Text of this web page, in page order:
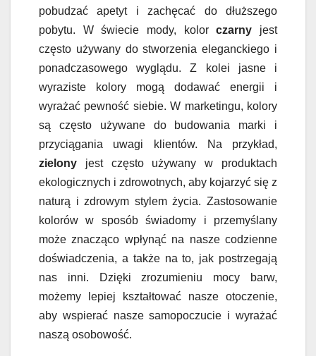
pobudzać apetyt i zachęcać do dłuższego
pobytu. W świecie mody, kolorczarny jest
często używany do stworzenia eleganckiego i
ponadczasowego wyglądu. Z kolei jasne i
wyraziste kolory mogą dodawać energii i
wyrażać pewność siebie. W marketingu, kolory
są często używane do budowania marki i
przyciągania uwagi klientów. Na przykład,
zielony jest często używany w produktach
ekologicznych i zdrowotnych, aby kojarzyć się z
naturą i zdrowym stylem życia. Zastosowanie
kolorów w sposób świadomy i przemyślany
może znacząco wpłynąć na nasze codzienne
doświadczenia, a także na to, jak postrzegają
nas inni. Dzięki zrozumieniu mocy barw,
możemy lepiej kształtować nasze otoczenie,
aby wspierać nasze samopoczucie i wyrażać
naszą osobowość.